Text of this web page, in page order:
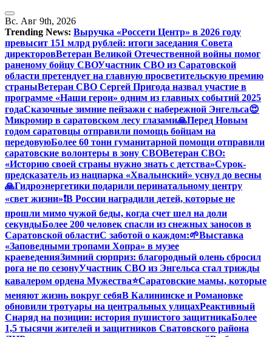
Перейти
к
содержанию
Вс. Авг 9th, 2026
Trending News: Выручка «Россети Центр» в 2026 году
превысит 151 млрд рублей: итоги заседания Совета
директоровВетеран Великой Отечественной войны помог
раненому бойцу СВОУчастник СВО из Саратовской
области претендует на главную просветительскую премию
страныВетеран СВО Сергей Пригода назвал участие в
программе «Наши герои» одним из главных событий 2025
годаСказочные зимние пейзажи с набережной Энгельса😍
Микромир в саратовском лесу глазами🙏Перед Новым
годом саратовцы отправили помощь бойцам на
передовуюБолее 60 тонн гуманитарной помощи отправили
саратовские волонтеры в зону СВОВетеран СВО:
«Историю своей страны нужно знать с детства»Сурок-
предсказатель из нацпарка «Хвалынский» уснул до весны
🙏Гидроэнергетики подарили перинатальному центру
«свет жизни»❗️В России наградили детей, которые не
прошли мимо чужой беды, когда счет шел на доли
секундыБолее 200 человек спасли из снежных заносов в
Саратовской областиС заботой о каждом:🌱Выставка
«Заповедными тропами Хопра» в музее
краеведенияЗимний сюрприз: благородный олень сбросил
рога не по сезонуУчастник СВО из Энгельса стал трижды
кавалером ордена Мужества⭐️Саратовские мамы, которые
меняют жизнь вокруг себяВ Калининске и Романовке
обновили тротуары на центральных улицахРеактивный
Снаряд на позиции: история пушистого защитникаБолее
1,5 тысячи жителей и защитников Сватовского района